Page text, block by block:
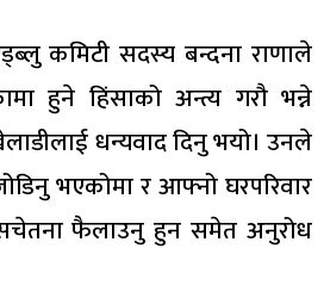
कमिटी सदस्य बन्दना राणाले
हुने हिंसाको अन्त्य गरौ भन्ने
धन्यवाद दिनु भयो। उनले
भएकोमा र आफ्नो घरपरिवार
फैलाउनु हुन समेत अनुरोध